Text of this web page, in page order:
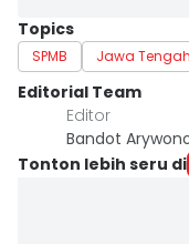
Topics
SPMB Jawa Tengah
Editorial Team
Editor
Bandot
Tonton lebih seru di